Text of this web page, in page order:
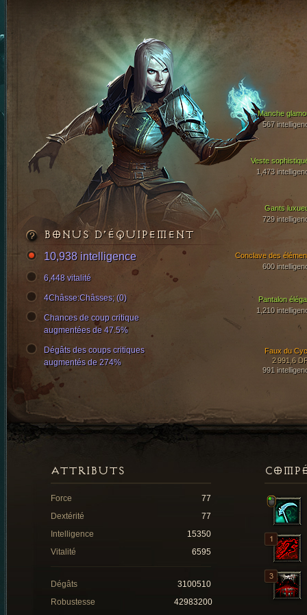
Veste
1,473
Gants
729
Manche
567
Pantalon
1,210
Faux du
2 991,6
991
Conclave des
600
BONUS D’ÉQUIPEMENT
10,938 intelligence
6,448 vitalité
4Châsse:Châsses; (0)
Chances de coup critique
augmentées de 47.5%
Dégâts des coups critiques
augmentés de 274%
ATTRIBUTS
Force
77
Dextérité
77
Intelligence
15350
Vitalité
6595
Dégâts
3100510
Robustesse
42983200